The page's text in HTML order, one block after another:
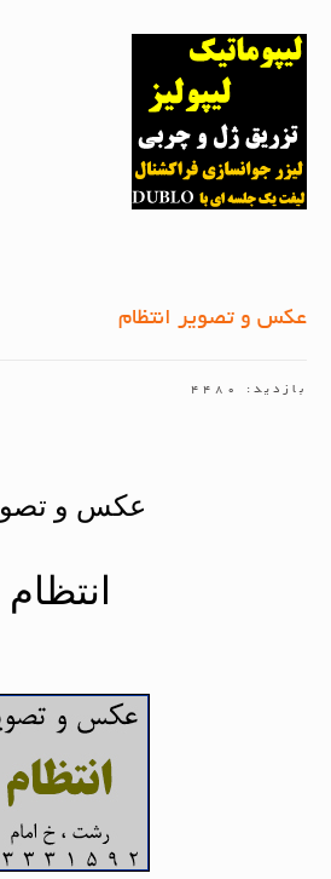
عکس و تصویر انتظام
بازدید: 4480
عکس و تصویر
انتظام